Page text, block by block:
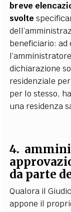
breve
svolte
beneficiario: ad
dichiarazione
residenziale
per lo stesso,
una residenza
4.
da parte
Qualora il
appone il